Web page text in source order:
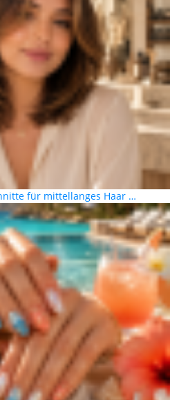
für mittellanges Haar …